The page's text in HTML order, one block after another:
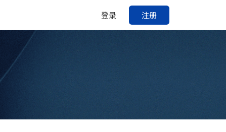
登录 注册